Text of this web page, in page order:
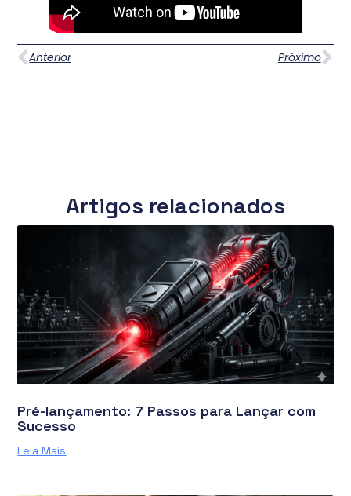
Anterior Próximo
Artigos relacionados
Pré-lançamento: 7 Passos para Lançar com
Sucesso
Leia Mais